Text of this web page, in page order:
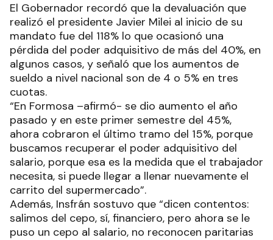
El Gobernador recordó que la devaluación que
realizó el presidente Javier Milei al inicio de su
mandato fue del 118% lo que ocasionó una
pérdida del poder adquisitivo de más del 40%, en
algunos casos, y señaló que los aumentos de
sueldo a nivel nacional son de 4 o 5% en tres
cuotas.
“En Formosa –afirmó- se dio aumento el año
pasado y en este primer semestre del 45%,
ahora cobraron el último tramo del 15%, porque
buscamos recuperar el poder adquisitivo del
salario, porque esa es la medida que el trabajador
necesita, si puede llegar a llenar nuevamente el
carrito del supermercado”.
Además, Insfrán sostuvo que “dicen contentos:
salimos del cepo, sí, financiero, pero ahora se le
puso un cepo al salario, no reconocen paritarias